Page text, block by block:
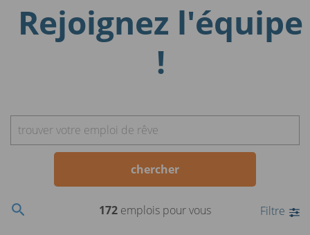
Rejoignez l'équipe
!
chercher
172 emplois pour vous Filtre